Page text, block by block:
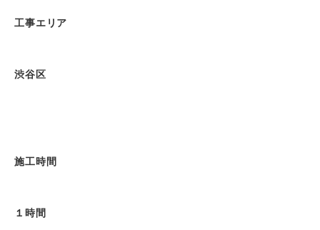
工事エリア
渋谷区
施工時間
１時間